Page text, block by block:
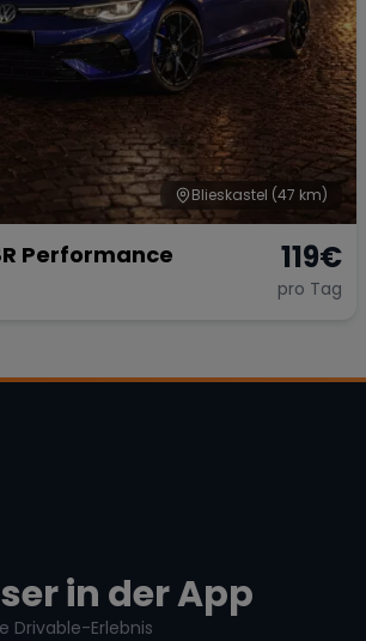
Blieskastel (47 km)
Performance 119€
pro Tag
in der App
Drivable-Erlebnis